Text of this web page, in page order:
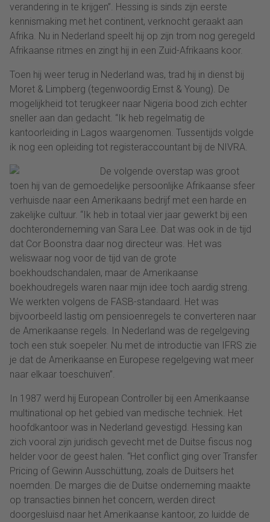
verandering in te krijgen”. Hessing is sinds zijn eerste
kennismaking met het continent, verknocht geraakt aan
Afrika. Nu in Nederland speelt hij op zijn trom nog geregeld
Afrikaanse ritmes en zingt hij in een Zuid-Afrikaans koor.
Toen hij weer terug in Nederland was, trad hij in dienst bij
Moret & Limpberg (tegenwoordig Ernst & Young). De
mogelijkheid tot terugkeer naar Nigeria bood zich echter
sneller aan dan gedacht. “Ik heb regelmatig de
kantoorleiding in Lagos waargenomen. Tussentijds volgde
ik nog een opleiding tot registeraccountant bij de NIVRA.
De volgende overstap was groot
toen hij van de gemoedelijke persoonlijke Afrikaanse sfeer
verhuisde naar een Amerikaans bedrijf met een harde en
zakelijke cultuur. “Ik heb in totaal vier jaar gewerkt bij een
dochteronderneming van Sara Lee. Dat was ook in de tijd
dat Cor Boonstra daar nog directeur was. Het was
weliswaar nog voor de tijd van de grote
boekhoudschandalen, maar de Amerikaanse
boekhoudregels waren naar mijn idee toch aardig streng.
We werkten volgens de FASB-standaard. Het was
bijvoorbeeld lastig om pensioenregels te converteren naar
de Amerikaanse regels. In Nederland was de regelgeving
toch een stuk soepeler. Nu met de introductie van IFRS zie
je dat de Amerikaanse en Europese regelgeving wat meer
naar elkaar toeschuiven”.
In 1987 werd hij European Controller bij een Amerikaanse
multinational op het gebied van medische techniek. Het
hoofdkantoor was in Nederland gevestigd. Hessing kan
zich vooral zijn juridisch gevecht met de Duitse fiscus nog
helder voor de geest halen. “Het conflict ging over Transfer
Pricing of Gewinn Ausschüttung, zoals de Duitsers het
noemden. De marges die de Duitse onderneming maakte
op transacties binnen het concern, werden direct
doorgesluisd naar het Amerikaanse kantoor, zo luidde de